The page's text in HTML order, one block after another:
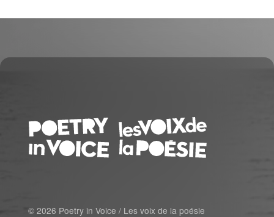
© 2026 Poetry in Voice / Les voix de la poésie